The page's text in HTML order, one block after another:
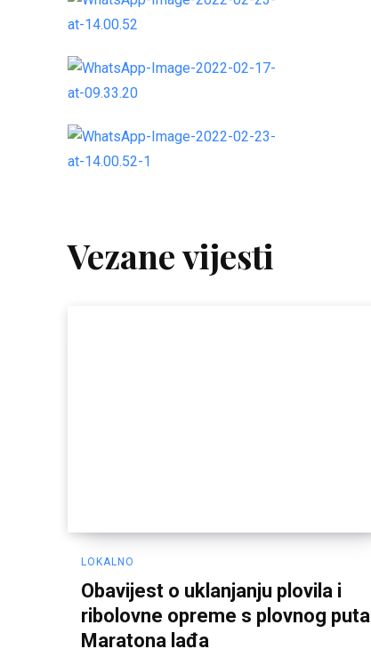
Vezane vijesti
LOKALNO
Obavijest o uklanjanju plovila i
ribolovne opreme s plovnog puta
Maratona lađa